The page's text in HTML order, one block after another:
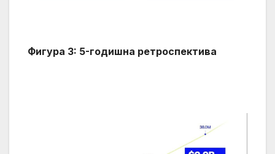
Фигура 3: 5-годишна ретроспектива